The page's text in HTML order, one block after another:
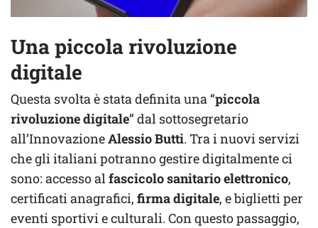
Una piccola rivoluzione
digitale
Questa svolta è stata definita una “piccola
rivoluzione digitale” dal sottosegretario
all’InnovazioneAlessio Butti. Tra i nuovi servizi
che gli italiani potranno gestire digitalmente ci
sono: accesso al fascicolo sanitario elettronico,
certificati anagrafici, firma digitale, e biglietti per
eventi sportivi e culturali. Con questo passaggio,